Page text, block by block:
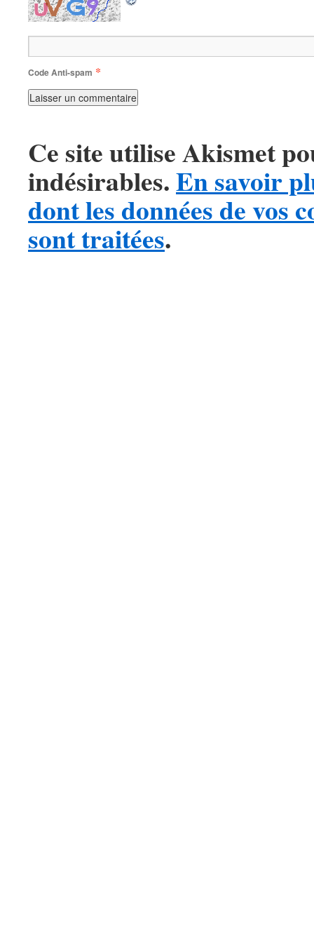
Code Anti-spam *
Ce site utilise Akismet
indésirables.En savoir
dont les données de vos
sont traitées.